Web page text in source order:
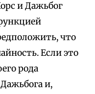
и Дажьбог
что
Если это
рода
и,